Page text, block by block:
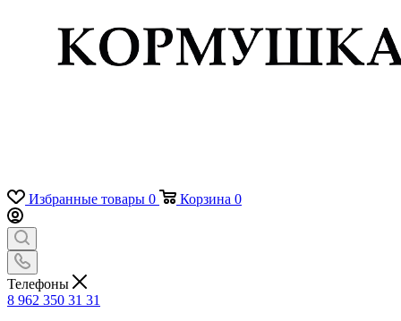
Избранные товары 0 Корзина 0
Телефоны
8 962 350 31 31